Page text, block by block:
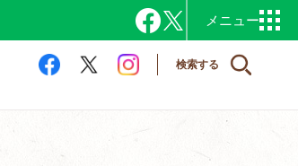
検索する